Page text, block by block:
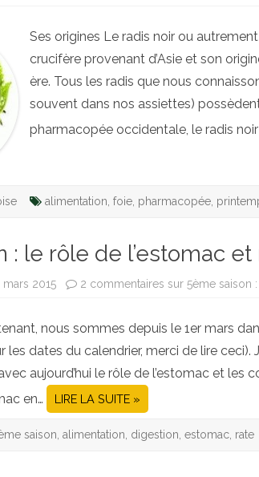
Ses origines Le radis noir ou
crucifère provenant d’Asie et son
ère. Tous les radis que nous
souvent dans nos assiettes)
pharmacopée occidentale, le radis
alimentation foie, pharmacopée,
: le rôle de l’estomac
mars 2015 2 commentaires sur 5ème saison
nous sommes depuis le 1er mars
les dates du calendrier, merci de lire
aujourd’hui le rôle de l’estomac et les
en…
LIRE LA SUITE »
saison alimentation digestion estomac, rate